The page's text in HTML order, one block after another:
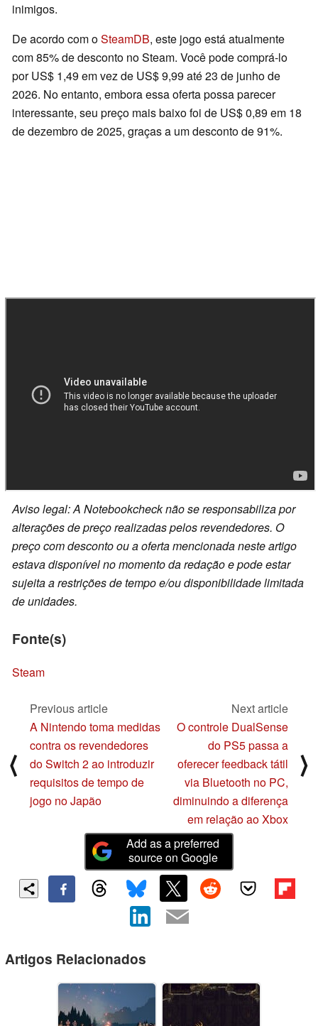
inimigos.
De acordo com oSteamDB, este jogo está atualmente
com 85% de desconto no Steam. Você pode comprá-lo
por US$ 1,49 em vez de US$ 9,99 até 23 de junho de
2026. No entanto, embora essa oferta possa parecer
interessante, seu preço mais baixo foi de US$ 0,89 em 18
de dezembro de 2025, graças a um desconto de 91%.
Aviso legal: A Notebookcheck não se responsabiliza por
alterações de preço realizadas pelos revendedores. O
preço com desconto ou a oferta mencionada neste artigo
estava disponível no momento da redação e pode estar
sujeita a restrições de tempo e/ou disponibilidade limitada
de unidades.
Fonte(s)
Steam
⟨
Previous article
A Nintendo toma medidas
contra os revendedores
do Switch 2 ao introduzir
requisitos de tempo de
jogo no Japão
Next article
O controle DualSense
do PS5 passa a
oferecer feedback tátil
via Bluetooth no PC,
diminuindo a diferença
em relação ao Xbox
⟩
Add as a preferred
source on Google
Artigos Relacionados